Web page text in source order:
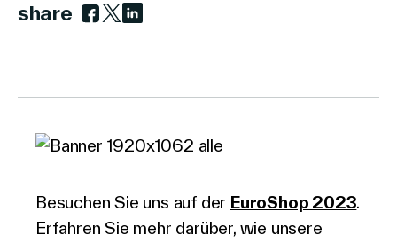
Positive Commerce
Über Uns
share
Besuchen Sie uns auf der EuroShop 2023.
Erfahren Sie mehr darüber, wie unsere